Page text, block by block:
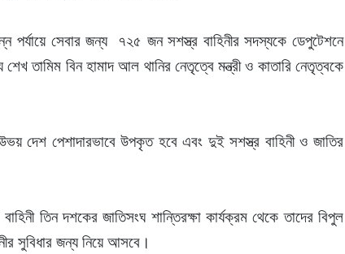
পর্যায়ে সেবার জন্য  ৭২৫ জন সশস্ত্র বাহিনীর সদস্যকে ডেপুটেশনে
তামিম বিন হামাদ আল থানির নেতৃত্বে মন্ত্রী ও কাতারি নেতৃত্বকে
দেশ পেশাদারভাবে উপকৃত হবে এবং দুই সশস্ত্র বাহিনী ও জাতির
তিন দশকের জাতিসংঘ শান্তিরক্ষা কার্যক্রম থেকে তাদের বিপুল
সুবিধার জন্য নিয়ে আসবে।